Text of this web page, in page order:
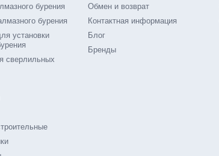
бурения
бурения
установки
сверлильных
Обмен и возврат
Контактная информация
Блог
Бренды